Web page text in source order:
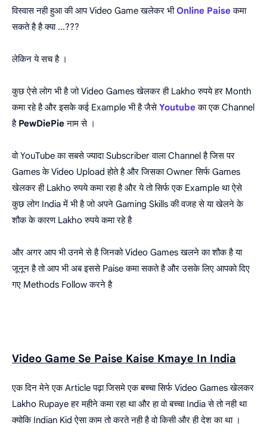
विस्वास नही हुआ की आप Video Game खलेकर भीOnline Paiseकमा
सकते है है क्या ...???
लेकिन ये सच है ।
कुछ ऐसे लोग भी है जो Video Games खेलकर ही Lakho रुपये हर Month
कमा रहे है और इसके कई Example भी है जैसेYoutubeका एक Channel
है PewDiePieनाम से ।
वो YouTube का सबसे ज्यादा Subscriber वाला Channel है जिस पर
Games के Video Upload होते है और जिसका Owner सिर्फ Games
खेलकर ही Lakho रुपये कमा रहा है और ये तो सिर्फ एक Example था ऐसे
कुछ लोग India में भी है जो अपने Gaming Skills की वजह से या खेलने के
शौक के कारण Lakho रुपये कमा रहे है
और अगर आप भी उनमे से है जिनको Video Games खलने का शौक है या
जूनून है तो आप भी अब इससे Paise कमा सकते है और उसके लिए आपको दिए
गए Methods Follow करने है
Video Game Se Paise Kaise Kmaye In India
एक दिन मेने एक Article पढ़ा जिसमे एक बच्चा सिर्फ Video Games खेलकर
Lakho Rupaye हर महीने कमा रहा थाऔर हा वो बच्चा India से तो नही था
क्योकि Indian Kid ऐसा काम तो करते नही है वो किसी और ही देश का था ।